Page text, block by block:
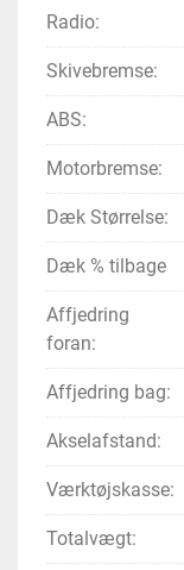
Radio:
Skivebremse:
ABS:
Motorbremse:
Dæk Størrelse:
Dæk % tilbage
Affjedring
foran:
Affjedring bag:
Akselafstand:
Værktøjskasse:
Totalvægt: